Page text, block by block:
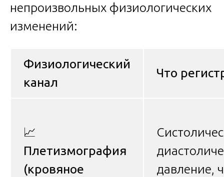
непроизвольных физиологических
изменений:
Физиологический
канал
Что
📈
Плетизмография
(кровяное
давление,